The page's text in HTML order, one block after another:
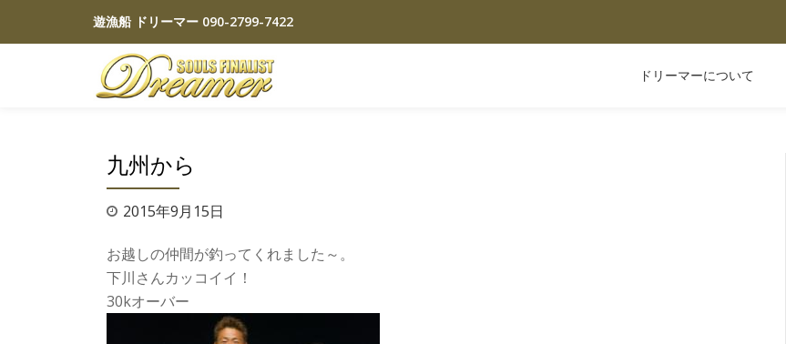
コ
遊漁船 ドリーマー 090-2799-7422
ドリーマーについて
九州から
2015年9月15日
お越しの仲間が釣ってくれました～。
下川さんカッコイイ！
30kオーバー